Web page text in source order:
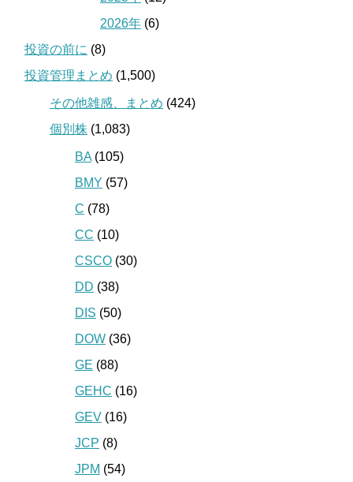
2026年 (6)
投資の前に (8)
投資管理まとめ (1,500)
その他雑感、まとめ (424)
個別株 (1,083)
BA (105)
BMY (57)
C (78)
CC (10)
CSCO (30)
DD (38)
DIS (50)
DOW (36)
GE (88)
GEHC (16)
GEV (16)
JCP (8)
JPM (54)